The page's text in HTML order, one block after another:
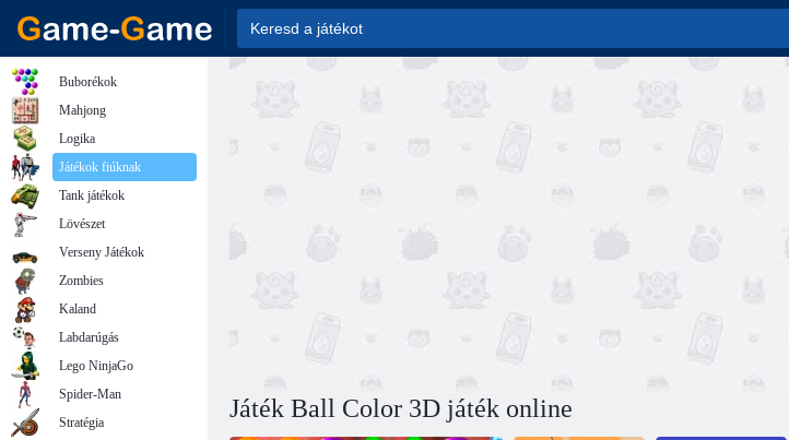
Játék Ball Color 3D játék online
Buborékok
Mahjong
Logika
Játékok fiúknak
Tank játékok
Lövészet
Verseny Játékok
Zombies
Kaland
Labdarúgás
Lego NinjaGo
Spider-Man
Stratégia